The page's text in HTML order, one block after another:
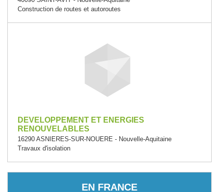
Construction de routes et autoroutes
DEVELOPPEMENT ET ENERGIES
RENOUVELABLES
16290 ASNIERES-SUR-NOUERE - Nouvelle-Aquitaine
Travaux d'isolation
EN FRANCE